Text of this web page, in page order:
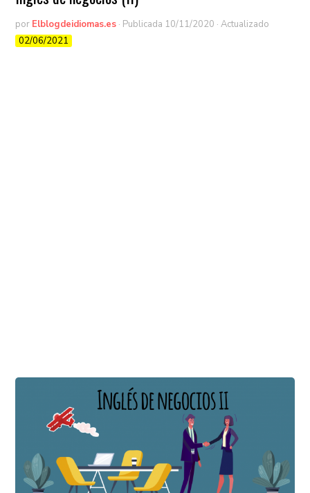
por Elblogdeidiomas.es · Publicada 10/11/2020 · Actualizado
02/06/2021